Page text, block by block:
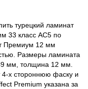
турецкий ламинат
33 класс AC5 по
Премиум 12 мм
Размеры ламината
мм, толщина 12 мм.
х стороннюю фаску и
Premium указана за